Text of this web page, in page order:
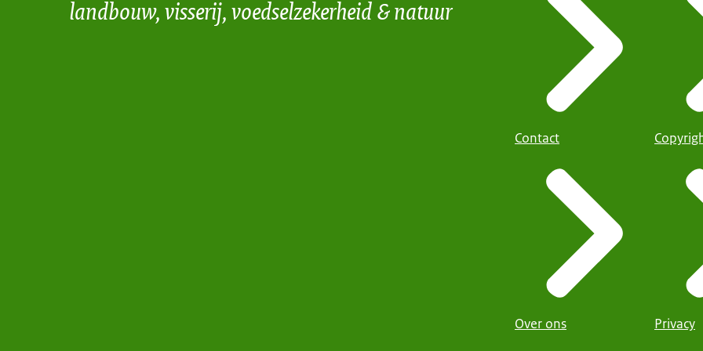
landbouw, visserij, voedselzekerheid & natuur
Contact
Over ons Privacy